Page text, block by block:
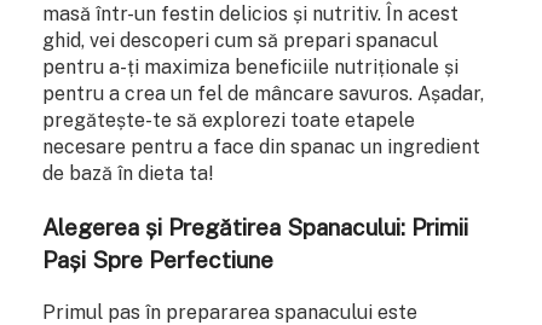
masă într-un festin delicios și nutritiv. În acest
ghid, vei descoperi cum să prepari spanacul
pentru a-ți maximiza beneficiile nutriționale și
pentru a crea un fel de mâncare savuros. Așadar,
pregătește-te să explorezi toate etapele
necesare pentru a face din spanac un ingredient
de bază în dieta ta!
Alegerea și Pregătirea Spanacului: Primii
Pași Spre Perfectiune
Primul pas în prepararea spanacului este